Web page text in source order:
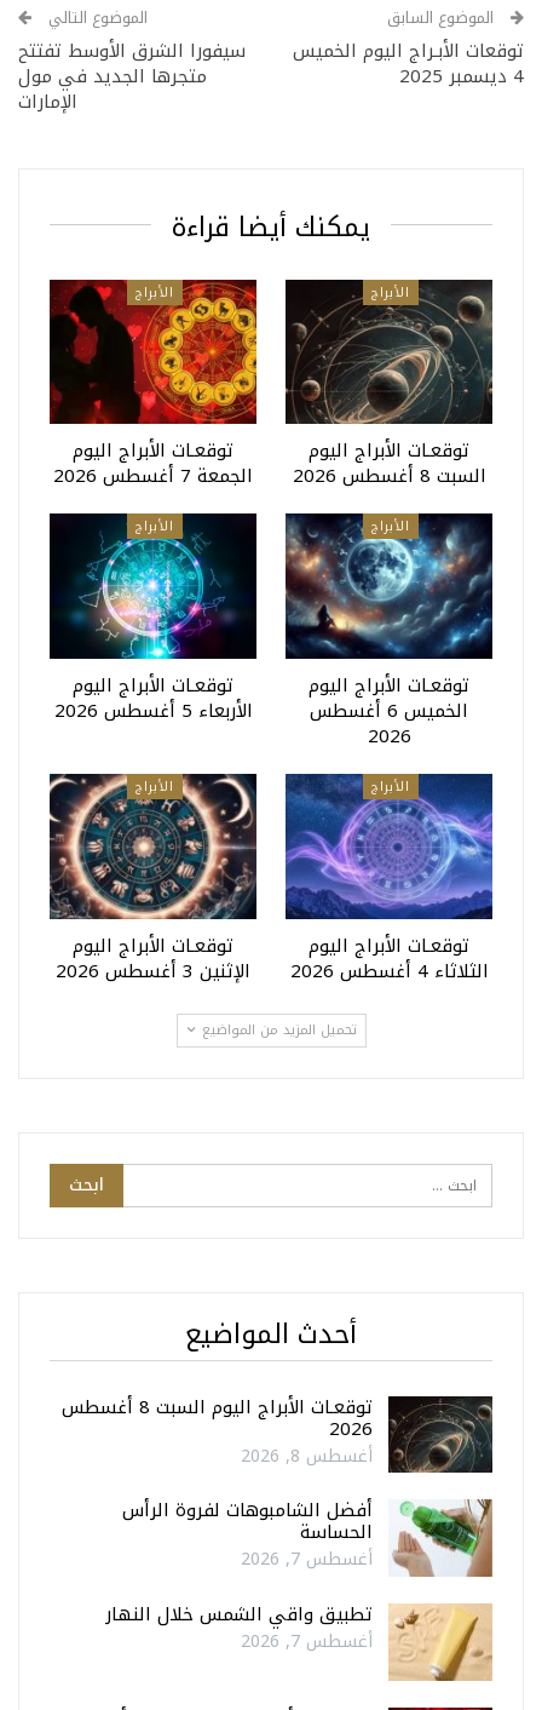
الموضوع السابق
توقعات الأبـراج اليوم الخميس
4 ديسمبر 2025
الموضوع التالي
سيفورا الشرق الأوسط تفتتح
متجرها الجديد في مول
الإمارات
يمكنك أيضا قراءة
الأبراج
توقعـات الأبراج اليوم
السبت 8 أغسطس 2026
الأبراج
توقعـات الأبراج اليوم
الجمعة 7 أغسطس 2026
الأبراج
توقعـات الأبراج اليوم
الخميس 6 أغسطس
2026
الأبراج
توقعـات الأبراج اليوم
الأربعاء 5 أغسطس 2026
الأبراج
توقعـات الأبراج اليوم
الثلاثاء 4 أغسطس 2026
الأبراج
توقعـات الأبراج اليوم
الإثنين 3 أغسطس 2026
تحميل المزيد من المواضيع
أحدث المواضيع
توقعـات الأبراج اليوم السبت 8 أغسطس
2026
أغسطس 8, 2026
أفضل الشامبوهات لفروة الرأس
الحساسة
أغسطس 7, 2026
تطبيق واقي الشمس خلال النهار
أغسطس 7, 2026